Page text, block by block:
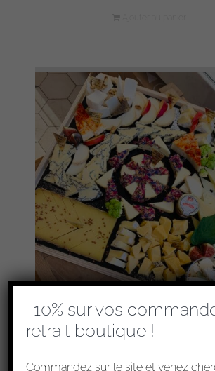
PLATEAUX DE FROMAGES –
(RETRAIT EN BOUTIQUE
0,00
-10% sur vos
retrait boutique !
Commandez sur le site et venez